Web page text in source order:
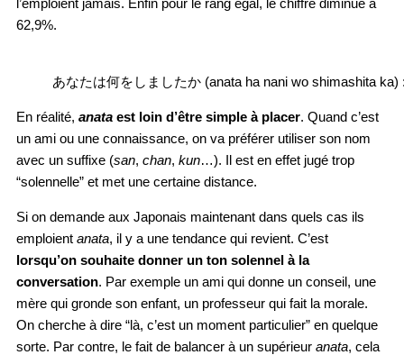
l’emploient jamais. Enfin pour le rang égal, le chiffre diminue à
62,9%.
あなたは何をしましたか (anata ha nani wo shimashita ka)
En réalité, anata est loin d’être simple à placer. Quand c’est
un ami ou une connaissance, on va préférer utiliser son nom
avec un suffixe (san, chan, kun…). Il est en effet jugé trop
“solennelle” et met une certaine distance.
Si on demande aux Japonais maintenant dans quels cas ils
emploient anata, il y a une tendance qui revient. C’est
lorsqu’on souhaite donner un ton solennel à la
conversation. Par exemple un ami qui donne un conseil, une
mère qui gronde son enfant, un professeur qui fait la morale.
On cherche à dire “là, c’est un moment particulier” en quelque
sorte. Par contre, le fait de balancer à un supérieur anata, cela